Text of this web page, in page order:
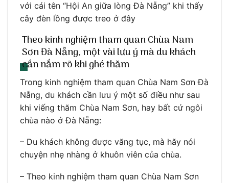
với cái tên “Hội An giữa lòng Đà Nẵng” khi thấy
cây đèn lồng được treo ở đây
Theo kinh nghiệm tham quan Chùa Nam
Sơn Đà Nẵng, một vài lưu ý mà du khách
cần nắm rõ khi ghé thăm
Trong kinh nghiệm tham quan Chùa Nam Sơn Đà
Nẵng, du khách cần lưu ý một số điều như sau
khi viếng thăm Chùa Nam Sơn, hay bất cứ ngôi
chùa nào ở Đà Nẵng:
– Du khách không được văng tục, mà hãy nói
chuyện nhẹ nhàng ở khuôn viên của chùa.
– Theo kinh nghiệm tham quan Chùa Nam Sơn